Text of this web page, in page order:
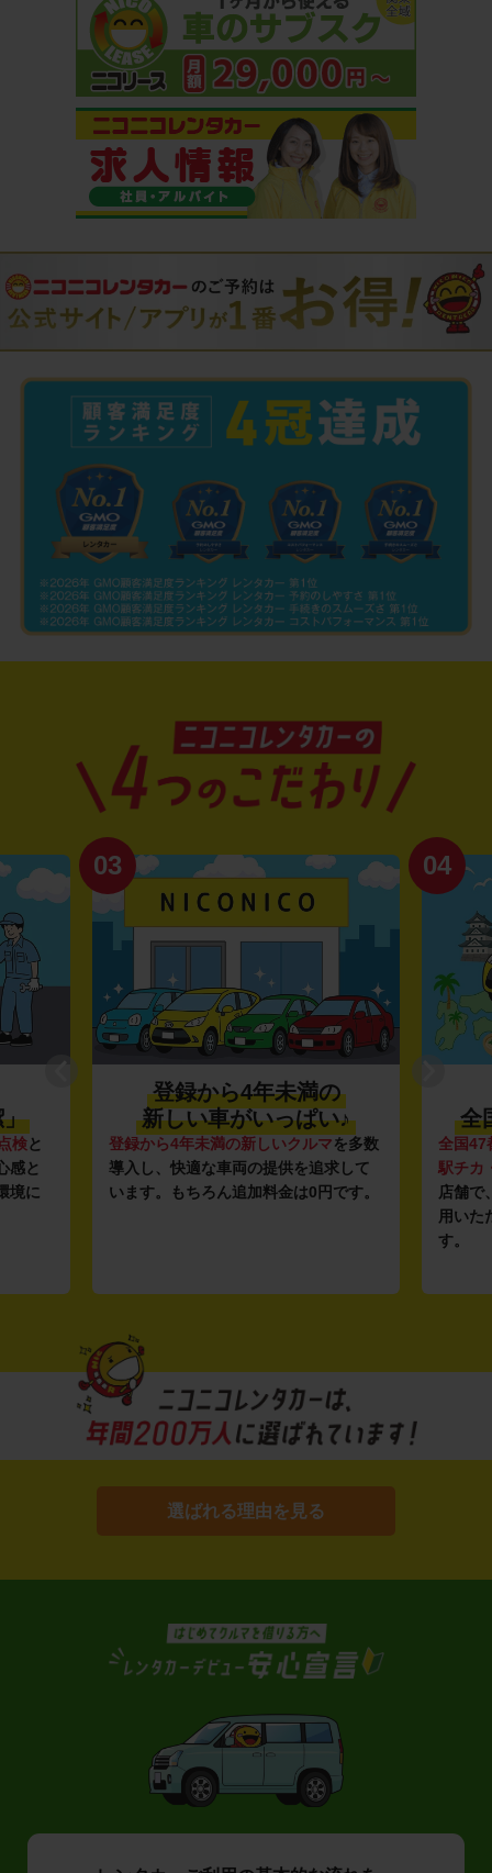
」
検と
感と
境に
03
登録から4年未満の
新しい車がいっぱい♪
登録から4年未満の新しいクルマを多数
導入し、快適な車両の提供を追求して
います。もちろん追加料金は0円です。
04
全
全国47
駅チカ
店舗で
用いた
す。
選ばれる理由を見る